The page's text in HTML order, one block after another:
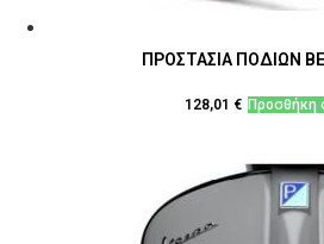
ΠΡΟΣΤΑΣΙΑ ΠΟΔΙΩΝ
128,01 € Προσθήκη